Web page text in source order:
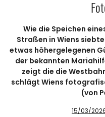
Info
Wie die Speichen
Straßen in Wiens
etwas höhergelegenen
der bekannten
zeigt die die
schlägt Wiens
(von
15/03/